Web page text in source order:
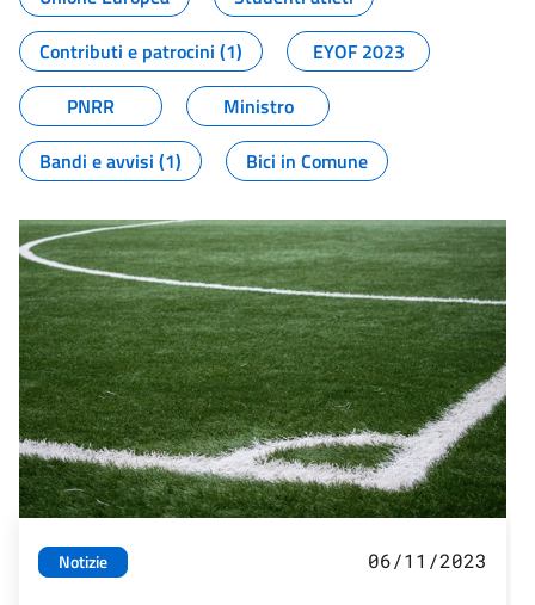
Contributi e patrocini (1)
EYOF 2023
PNRR
Ministro
Bandi e avvisi (1)
Bici in Comune
Notizie 06/11/2023